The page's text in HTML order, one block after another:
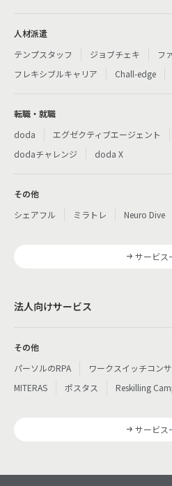
人材派遣
テンプスタッフ
ジョブチェキ
フ
フレキシブルキャリア
Chall-edge
転職・就職
doda
エグゼクティブエージェント
dodaチャレンジ
doda X
その他
シェアフル
ミラトレ Neuro Dive
サービス
法人向けサービス
その他
パーソルのRPA
ワークスイッチコン
MITERAS
ポスタス Reskilling
サービス